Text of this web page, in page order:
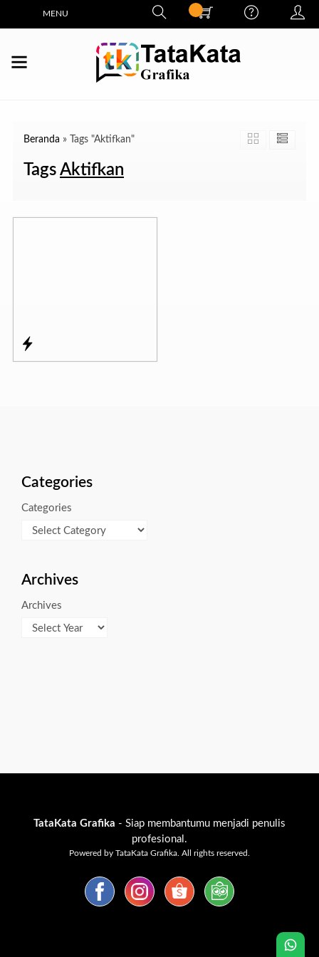
MENU
Beranda » Tags "Aktifkan"
Tags Aktifkan
Categories
Categories
Archives
Archives
TataKata Grafika - Siap membantumu menjadi penulis
profesional.
Powered by TataKata Grafika. All rights reserved.